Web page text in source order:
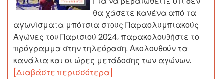
θα χάσετε κανένα από τα
αγωνίσματα μπότσια στους Παραολυμπιακούς
Αγώνες του Παρισιού 2024, παρακολουθήστε το
πρόγραμμα στην τηλεόραση. Ακολουθούν τα
κανάλια και οι ώρες μετάδοσης των αγώνων.
[Διαβάστε περισσότερα]